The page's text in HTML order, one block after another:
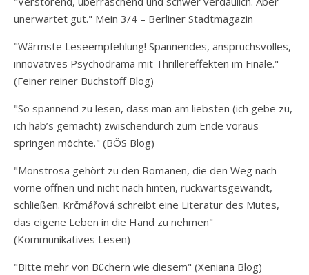
unerwartet gut." Mein 3/4 – Berliner Stadtmagazin
"Wärmste Leseempfehlung! Spannendes, anspruchsvolles,
innovatives Psychodrama mit Thrillereffekten im Finale."
(Feiner reiner Buchstoff Blog)
"So spannend zu lesen, dass man am liebsten (ich gebe zu,
ich hab’s gemacht) zwischendurch zum Ende voraus
springen möchte." (BÖS Blog)
"Monstrosa gehört zu den Romanen, die den Weg nach
vorne öffnen und nicht nach hinten, rückwärtsgewandt,
schließen. Krčmářová schreibt eine Literatur des Mutes,
das eigene Leben in die Hand zu nehmen"
(Kommunikatives Lesen)
"Bitte mehr von Büchern wie diesem" (Xeniana Blog)